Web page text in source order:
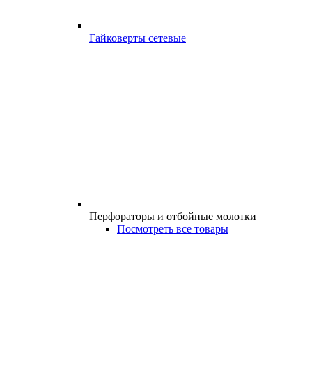
Гайковерты сетевые
Перфораторы и отбойные молотки
Посмотреть все товары